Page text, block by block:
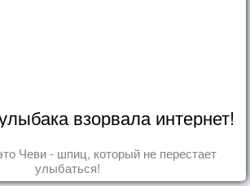
взорвала интернет!
Чеви - шпиц, который не перестает
улыбаться!